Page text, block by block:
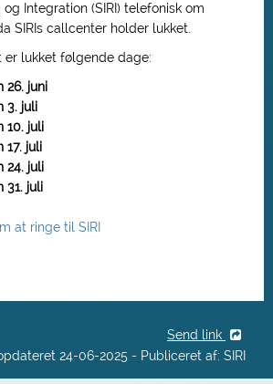
og Integration (SIRI) telefonisk om
SIRIs callcenter holder lukket.
er lukket følgende dage:
26. juni
3. juli
10. juli
17. juli
24. juli
31. juli
at ringe til SIRI
Send link
24-06-2025 - Publiceret af: SIRI